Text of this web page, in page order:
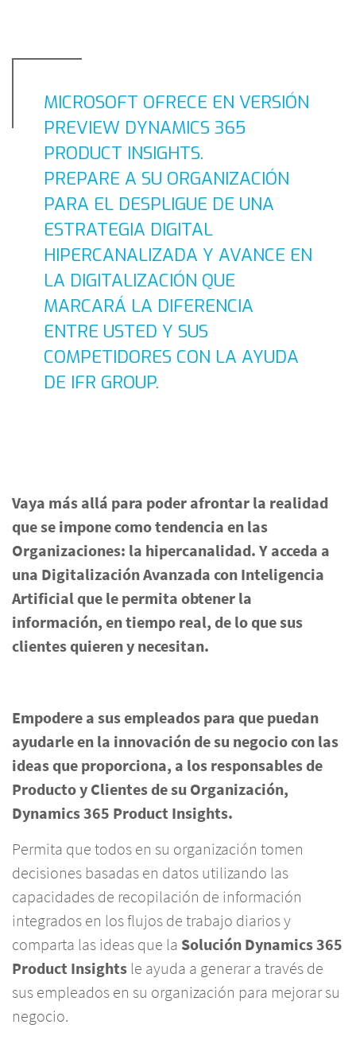
MICROSOFT OFRECE EN VERSIÓN
PREVIEW DYNAMICS 365
PRODUCT INSIGHTS.
PREPARE A SU ORGANIZACIÓN
PARA EL DESPLIGUE DE UNA
ESTRATEGIA DIGITAL
HIPERCANALIZADA Y AVANCE EN
LA DIGITALIZACIÓN QUE
MARCARÁ LA DIFERENCIA
ENTRE USTED Y SUS
COMPETIDORES CON LA AYUDA
DE IFR GROUP.
Vaya más allá para poder afrontar la realidad
que se impone como tendencia en las
Organizaciones: la hipercanalidad. Y acceda a
una Digitalización Avanzada con Inteligencia
Artificial que le permita obtener la
información, en tiempo real, de lo que sus
clientes quieren y necesitan.
Empodere a sus empleados para que puedan
ayudarle en la innovación de su negocio con las
ideas que proporciona, a los responsables de
Producto y Clientes de su Organización,
Dynamics 365 Product Insights.
Permita que todos en su organización tomen
decisiones basadas en datos utilizando las
capacidades de recopilación de información
integrados en los flujos de trabajo diarios y
comparta las ideas que la Solución Dynamics 365
Product Insights le ayuda a generar a través de
sus empleados en su organización para mejorar su
negocio.